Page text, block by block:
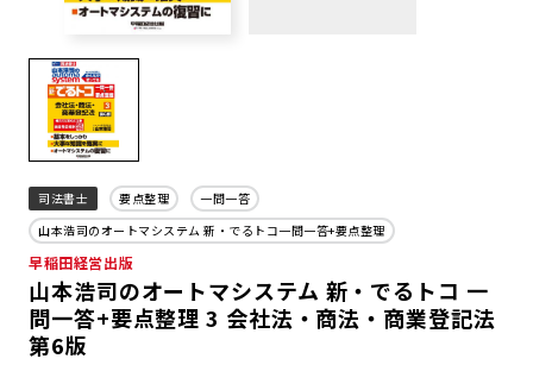
司法書士 要点整理
一問一答
山本浩司のオートマシステム 新・でるトコ一問一答+要点整理
早稲田経営出版
山本浩司のオートマシステム 新・でるトコ 一
問一答+要点整理 3 会社法・商法・商業登記法
第6版